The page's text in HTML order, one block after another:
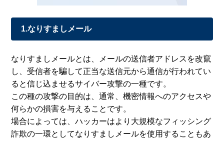
1.なりすましメール
なりすましメールとは、メールの送信者アドレスを改竄
し、受信者を騙して正当な送信元から通信が行われてい
ると信じ込ませるサイバー攻撃の一種です。
この種の攻撃の目的は、通常、機密情報へのアクセスや
何らかの損害を与えることです。
場合によっては、ハッカーはより大規模なフィッシング
詐欺の一環としてなりすましメールを使用することもあ